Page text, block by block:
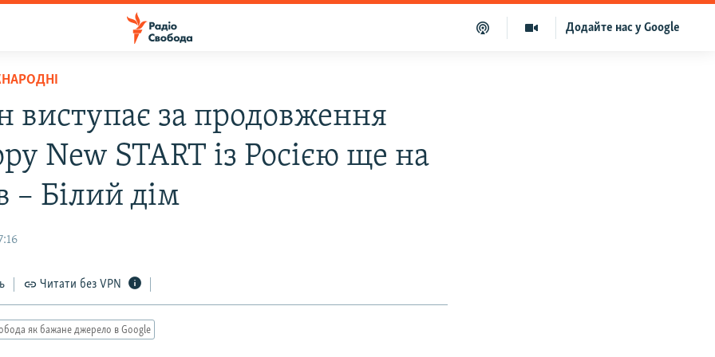
Додайте нас у Google
виступає за продовження
New START із Росією ще на
– Білий дім
Читати без VPN
як бажане джерело в Google